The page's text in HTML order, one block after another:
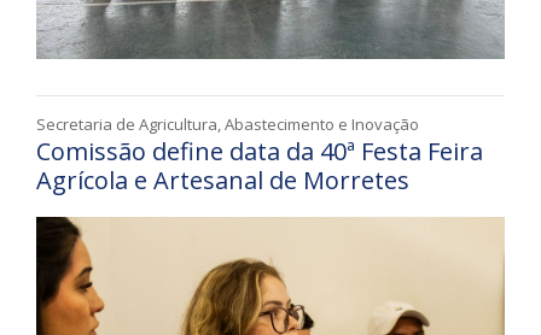
Secretaria de Agricultura, Abastecimento e Inovação
Comissão define data da 40ª Festa Feira
Agrícola e Artesanal de Morretes